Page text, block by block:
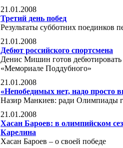
21.01.2008
Третий день побед
Результаты субботних поединков
21.01.2008
Дебют российского спортсмена
Денис Мишин готов дебютировать
«Мемориале Поддубного»
21.01.2008
«Непобедимых нет, надо просто
Назир Манкиев: ради Олимпиады
21.01.2008
Хасан Бароев: в олимпийском
Карелина
Хасан Бароев – о своей победе